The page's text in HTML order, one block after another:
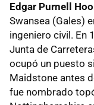
Edgar Purnell
Swansea (Gales)
ingeniero civil. En
Junta de
ocupó un puesto
Maidstone antes
fue nombrado